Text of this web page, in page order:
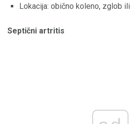
Lokacija: obično koleno, zglob
Septični artritis